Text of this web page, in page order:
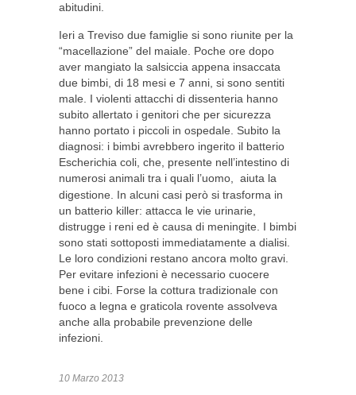
abitudini.
Ieri a Treviso due famiglie si sono riunite per la
“macellazione” del maiale. Poche ore dopo
aver mangiato la salsiccia appena insaccata
due bimbi, di 18 mesi e 7 anni, si sono sentiti
male. I violenti attacchi di dissenteria hanno
subito allertato i genitori che per sicurezza
hanno portato i piccoli in ospedale. Subito la
diagnosi: i bimbi avrebbero ingerito il batterio
Escherichia coli, che, presente nell’intestino di
numerosi animali tra i quali l’uomo, aiuta la
digestione. In alcuni casi però si trasforma in
un batterio killer: attacca le vie urinarie,
distrugge i reni ed è causa di meningite. I bimbi
sono stati sottoposti immediatamente a dialisi.
Le loro condizioni restano ancora molto gravi.
Per evitare infezioni è necessario cuocere
bene i cibi. Forse la cottura tradizionale con
fuoco a legna e graticola rovente assolveva
anche alla probabile prevenzione delle
infezioni.
10 Marzo 2013